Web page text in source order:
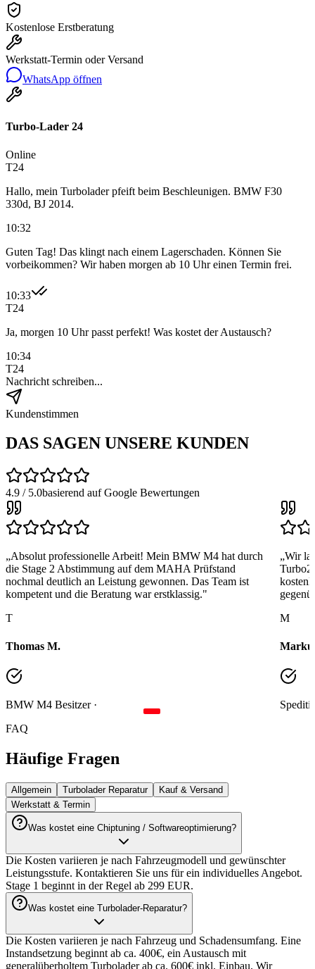
Kostenlose Erstberatung
Werkstatt-Termin oder Versand
WhatsApp öffnen
Turbo-Lader 24
Online
T24
Hallo, mein Turbolader pfeift beim Beschleunigen. BMW F30
330d, BJ 2014.
10:32
Guten Tag! Das klingt nach einem Lagerschaden. Können Sie
vorbeikommen? Wir haben morgen ab 10 Uhr einen Termin frei.
10:33
T24
Ja, morgen 10 Uhr passt perfekt! Was kostet der Austausch?
10:34
Generalüberholter Turbo inkl. Einbau ab 890€. Diagnose vorher
kostenlos. 12 Monate Garantie!
T24
Nachricht schreiben...
Kundenstimmen
DAS SAGEN UNSERE
4.9 / 5.0basierend auf Google Bewertungen
„Absolut professionelle Arbeit! Mein BMW M4 hat durch
nochmal deutlich an Leistung gewonnen. Das Team ist
T
„Wir
M
FAQ
HäufigeFragen
Allgemein Turbolader Reparatur
Kauf & Versand
Werkstatt & Termin
Was kostet eine Chiptuning / Softwareoptimierung?
Die Kosten variieren je nach Fahrzeugmodell und gewünschter
Leistungsstufe. Kontaktieren Sie uns für ein individuelles Angebot.
Stage 1 beginnt in der Regel ab 299 EUR.